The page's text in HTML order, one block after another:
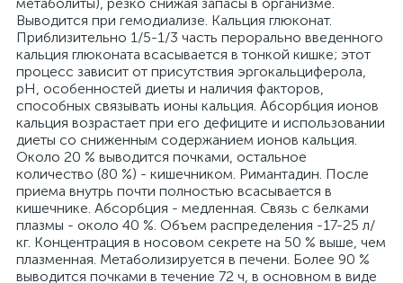
Выводится при гемодиализе. Кальция глюконат.
Приблизительно 1/5-1/3 часть перорально введенного
кальция глюконата всасывается в тонкой кишке; этот
процесс зависит от присутствия эргокальциферола,
pH, особенностей диеты и наличия факторов,
способных связывать ионы кальция. Абсорбция ионов
кальция возрастает при его дефиците и использовании
диеты со сниженным содержанием ионов кальция.
Около 20 % выводится почками, остальное
количество (80 %) - кишечником. Римантадин. После
приема внутрь почти полностью всасывается в
кишечнике. Абсорбция - медленная. Связь с белками
плазмы - около 40 %. Объем распределения -17-25 л/
кг. Концентрация в носовом секрете на 50 % выше, чем
плазменная. Метаболизируется в печени. Более 90 %
выводится почками в течение 72 ч, в основном в виде